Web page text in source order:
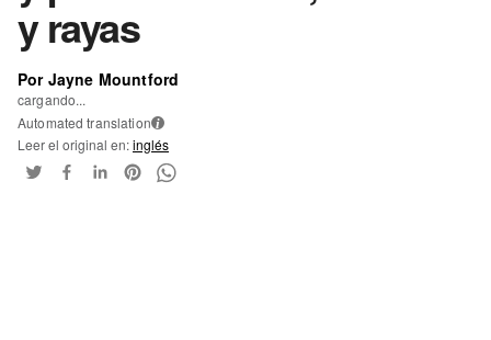
y rayas
Por Jayne Mountford
cargando...
Automated translation i
Leer el original en:inglés